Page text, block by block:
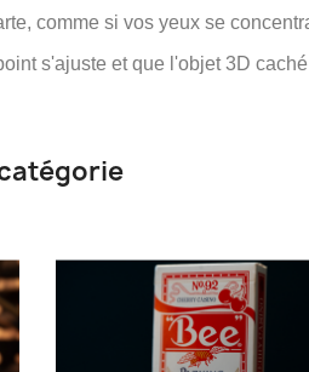
comme si vos yeux se
s'ajuste et que l'objet 3D